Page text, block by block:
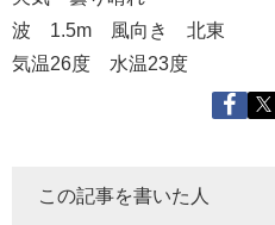
波 1.5m 風向き 北東
気温26度 水温23度
この記事を書いた人